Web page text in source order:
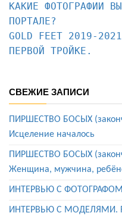
КАКИЕ ФОТОГРАФИИ
ПОРТАЛЕ?
GOLD FEET 2019-
ПЕРВОЙ ТРОЙКЕ.
СВЕЖИЕ ЗАПИСИ
ПИРШЕСТВО БОСЫХ
Исцеление началось
ПИРШЕСТВО БОСЫХ
Женщина, мужчина,
ИНТЕРВЬЮ С
ИНТЕРВЬЮ С МОДЕЛЯМИ.